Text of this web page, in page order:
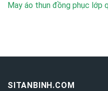
May áo thun đồng phục lớp
SITANBINH.COM